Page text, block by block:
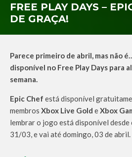
FREE PLAY DAYS –
DE GRAÇA!
Parece primeiro de abril, mas não
disponível no Free Play Days para
semana.
Epic Chef está disponível
membros Xbox Live Gold eXbox
lembrar o jogo está disponível
31/03, e vai até domingo, 03 de abril.